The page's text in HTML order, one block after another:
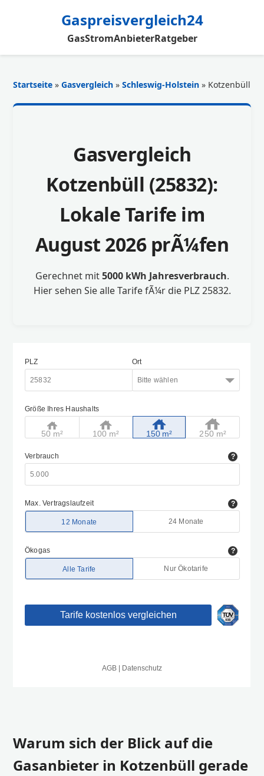
Gaspreisvergleich24
GasStromAnbieterRatgeber
Startseite »Gasvergleich »Schleswig-Holstein » Kotzenbüll
Gasvergleich
Kotzenbüll (25832):
Lokale Tarife im
August 2026 prÃ¼fen
Gerechnet mit5000 kWh Jahresverbrauch.
Hier sehen Sie alle Tarife fÃ¼r die PLZ 25832.
Warum sich der Blick auf die
Gasanbieter in Kotzenbüll gerade